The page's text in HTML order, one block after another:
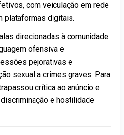
com veiculação em rede
plataformas digitais.
direcionadas à comunidade
ofensiva e
pejorativas e
sexual a crimes graves. Para
crítica ao anúncio e
e hostilidade